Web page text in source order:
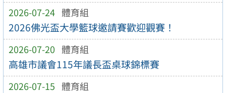
2026-07-24 體育組
2026佛光盃大學籃球邀請賽歡迎觀賽！
2026-07-20 體育組
高雄市議會115年議長盃桌球錦標賽
2026-07-15 體育組